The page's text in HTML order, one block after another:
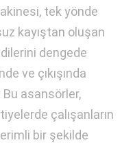
tek yönde
kayıştan oluşan
dengede
ve çıkışında
Bu asansörler,
çalışanların
bir şekilde